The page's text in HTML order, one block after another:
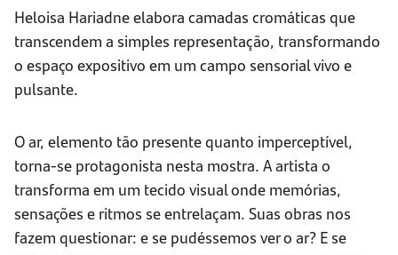
Heloisa Hariadne elabora camadas cromáticas que
transcendem a simples representação, transformando
o espaço expositivo em um campo sensorial vivo e
pulsante.
O ar, elemento tão presente quanto imperceptível,
torna-se protagonista nesta mostra. A artista o
transforma em um tecido visual onde memórias,
sensações e ritmos se entrelaçam. Suas obras nos
fazem questionar: e se pudéssemos ver o ar? E se